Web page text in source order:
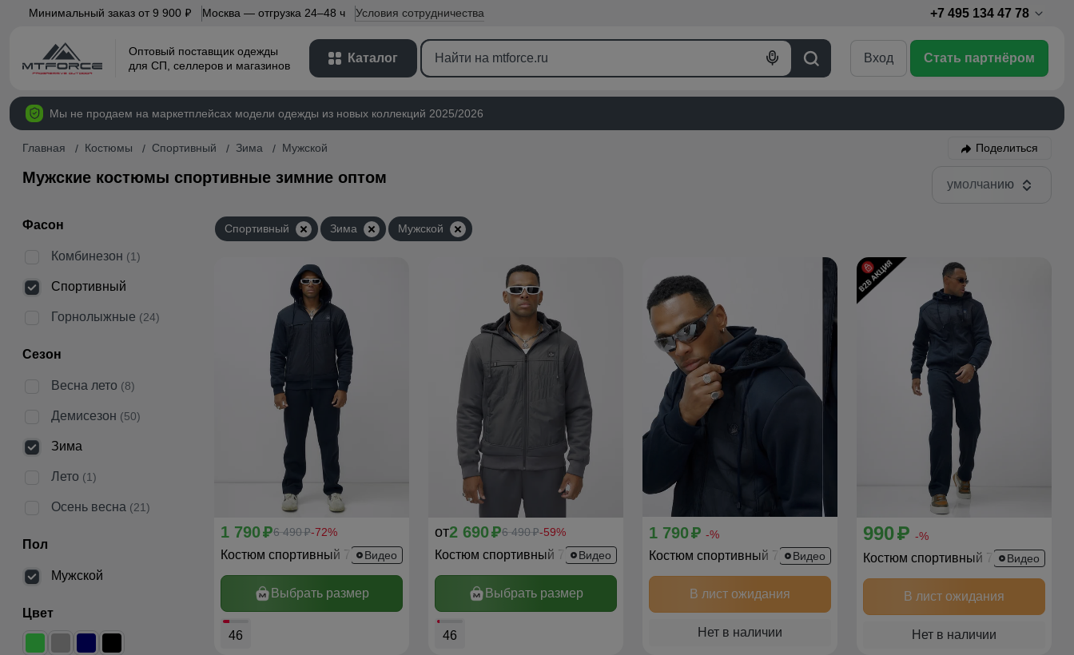
Минимальный заказ от 9 900 p Москва — отгрузка 24–48 ч Условия сотрудничества +7 495 134 47 78
Оптовый поставщик одежды
для СП, селлеров и магазинов
Каталог
Поиск
Голосовой
Вход Стать партнёром
Мы не продаем на маркетплейсах модели одежды из новых коллекций 2025/2026
Главная Костюмы Спортивный Зима Мужской Поделиться
Мужские костюмы спортивные зимние оптом умолчанию
Фасон
Комбинезон (1)
Спортивный
Горнолыжные (24)
Сезон
Весна лето (8)
Демисезон (50)
Зима
Лето (1)
Осень весна (21)
Пол
Мужской
Цвет
Спортивный Зима Мужской
1 790p6 490p-72%
Костюм спортивный 7336TS
Видео
Выбрать размер
46
от2 690p6 490p-59%
Костюм спортивный 7336Sr
Видео
Выбрать размер
46
1 790p -%
Костюм спортивный 7335_1TS
Видео
В лист ожидания
Нет в наличии
990 p -%
Костюм спортивный 7332TS
Видео
В лист ожидания
Нет в наличии